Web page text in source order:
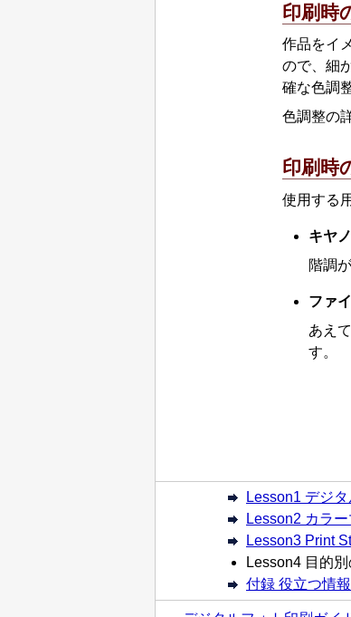
印刷時
作品をイ
ので、細
確な色調
色調整の
印刷時
使用する
キヤ
階調
ファ
あえ
す。
Lesson1 デジ
Lesson2 カラ
Lesson3 Print
Lesson4 目的
付録 役立つ情報